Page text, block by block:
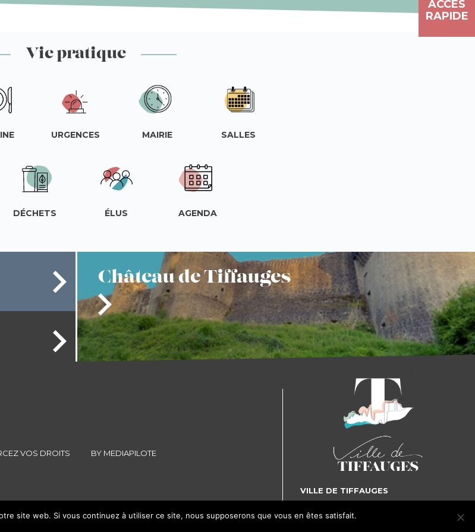
ACCÈS
RAPIDE
Vie pratique
URGENCES MAIRIE SALLES
DÉCHETS ÉLUS AGENDA
Châteaude Tiffauges
VOS DROITS BY MEDIAPILOTE
VILLE DE TIFFAUGES
5, place Gilles de Rais - 85130 TIFFAUGES
site web. Si vous continuez à utiliser ce site, nous supposerons que vous en êtes satisfait.